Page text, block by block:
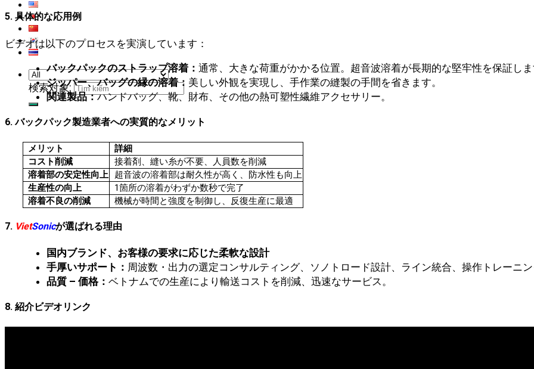
検索対象:
5. 具体的な応用例
ビデオは以下のプロセスを実演しています：
バックパックのストラップ溶着： 通常、大きな荷重がかかる位置。超音波溶着が長期的な堅牢性を保証し
ジッパー、バッグの縁の溶着： 美しい外観を実現し、手作業の縫製の手間を省きます。
関連製品：ハンドバッグ、靴、財布、その他の熱可塑性繊維アクセサリー。
6. バックパック製造業者への実質的なメリット
メリット
詳細
コスト削減
接着剤、縫い糸が不要、人員数を削減
溶着部の安定性向上
超音波の溶着部は耐久性が高く、防水性も向上
生産性の向上
1箇所の溶着がわずか数秒で完了
溶着不良の削減
機械が時間と強度を制御し、反復生産に最適
7. VietSonicが選ばれる理由
国内ブランド、お客様の要求に応じた柔軟な設計
手厚いサポート： 周波数・出力の選定コンサルティング、ソノトロード設計、ライン統合、操作トレーニ
品質 – 価格： ベトナムでの生産により輸送コストを削減、迅速なサービス。
8. 紹介ビデオリンク